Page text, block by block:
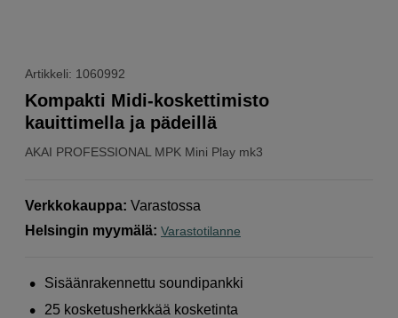
Artikkeli: 1060992
AKAI PROFESSIONAL MPK Mini Play mk3
Kompakti Midi-koskettimisto
kauittimella ja pädeillä
Verkkokauppa: Varastossa
Helsingin myymälä: Varastotilanne
Sisäänrakennettu soundipankki
25 kosketusherkkää kosketinta